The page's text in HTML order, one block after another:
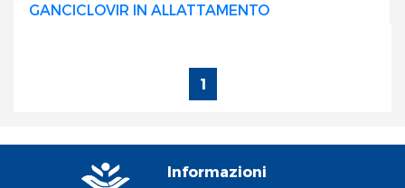
GANCICLOVIR IN ALLATTAMENTO
1
Informazioni